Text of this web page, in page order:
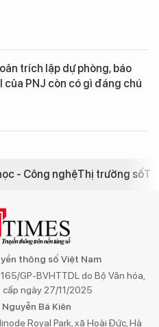
trích lập dự phòng, báo
của PNJ còn có gì đáng chú
- Công nghệThị trường số
thông số Việt Nam
GP-BVHTTDL do Bộ Văn hóa,
cấp ngày 27/11/2025
Nguyễn Bá Kiên
Royal Park, xã Hoài Đức, Hà